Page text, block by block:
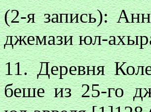
(2-я запись):
джемази юл-
11. Деревня
беше из 25-го